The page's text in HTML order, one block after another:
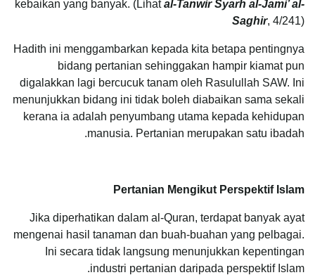
kebaikan yang banyak. (Lihatal-Tanwir Syarh al-Jami’ al-
Saghir, 4/241)
Hadith ini menggambarkan kepada kita betapa pentingnya
bidang pertanian sehinggakan hampir kiamat pun
digalakkan lagi bercucuk tanam oleh Rasulullah SAW. Ini
menunjukkan bidang ini tidak boleh diabaikan sama sekali
kerana ia adalah penyumbang utama kepada kehidupan
manusia. Pertanian merupakan satu ibadah.
Pertanian Mengikut Perspektif Islam
Jika diperhatikan dalam al-Quran, terdapat banyak ayat
mengenai hasil tanaman dan buah-buahan yang pelbagai.
Ini secara tidak langsung menunjukkan kepentingan
industri pertanian daripada perspektif Islam.